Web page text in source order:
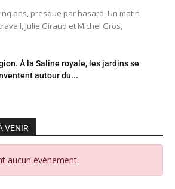
ans, presque par hasard. Un matin
Julie Giraud et Michel Gros,
À la Saline royale, les jardins se
autour du...
VENIR
aucun évènement.